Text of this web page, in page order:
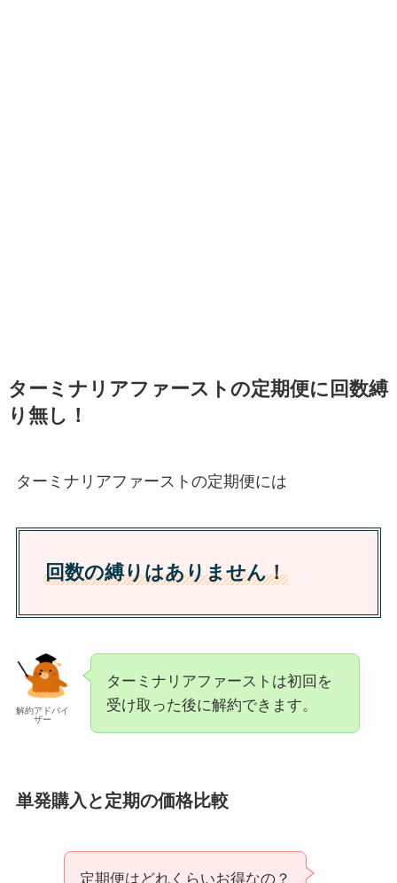
ターミナリアファーストの定期便に回数縛
り無し！
ターミナリアファーストの定期便には
回数の縛りはありません！
解約アドバイ
ザー
ターミナリアファーストは初回を
受け取った後に解約できます。
単発購入と定期の価格比較
定期便はどれくらいお得なの？